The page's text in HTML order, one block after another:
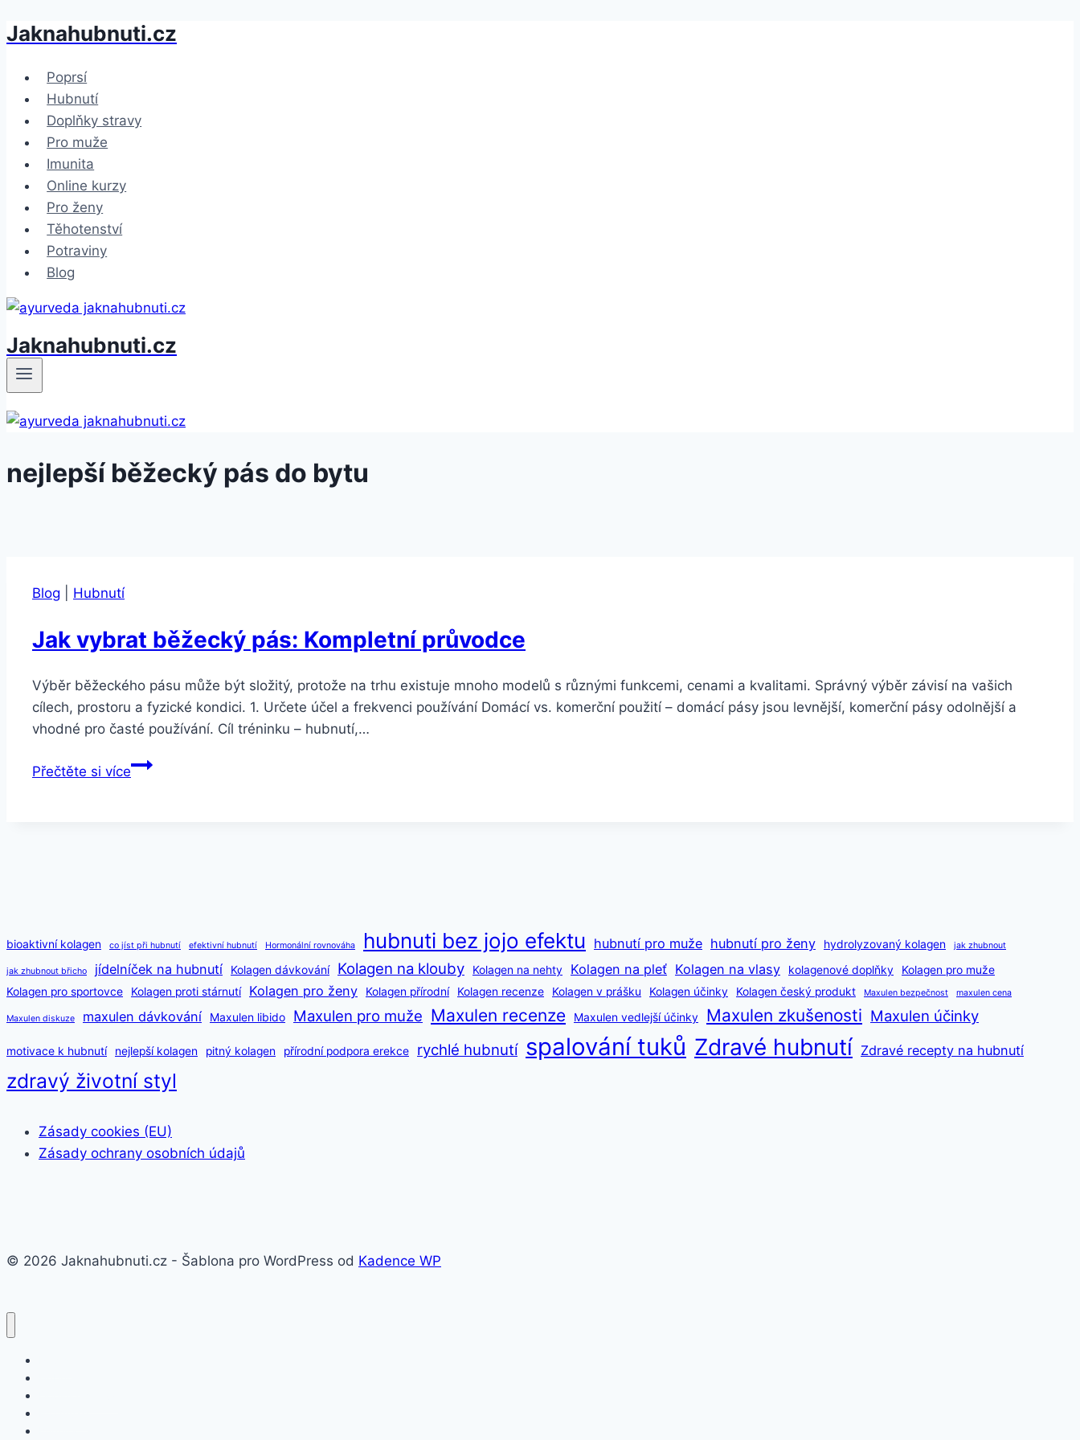
Přeskočit
obsah
Jaknahubnuti.cz
Poprsí
Hubnutí
Doplňky stravy
Pro muže
Imunita
Online kurzy
Pro ženy
Těhotenství
Potraviny
Blog
Jaknahubnuti.cz
nejlepší běžecký pás do bytu
Blog Hubnutí
Jak vybrat běžecký pás: Kompletní průvodce
Výběr běžeckého pásu může být složitý, protože na trhu existuje mnoho modelů s různými funkcemi, cenami a kvalitami. Správný výběr závisí na vašich
cílech, prostoru a fyzické kondici. 1. Určete účel a frekvenci používání Domácí vs. komerční použití – domácí pásy jsou levnější, komerční pásy odolnější a
vhodné pro časté používání. Cíl tréninku – hubnutí,…
Přečtěte si víceJak
bioaktivní kolagen co jíst při hubnutí efektivní hubnutí Hormonální rovnováha hubnuti bez jojo efektu hubnutí pro muže hubnutí pro ženy hydrolyzovaný kolagen jak zhubnout
jak zhubnout břicho jídelníček na hubnutí Kolagen dávkování Kolagen na klouby Kolagen na nehty Kolagen na pleť Kolagen na vlasy kolagenové doplňky
Kolagen pro muže
Kolagen pro sportovce
Kolagen proti stárnutí Kolagen pro ženy Kolagen přírodní Kolagen recenze Kolagen v prášku Kolagen účinky Kolagen český produkt Maxulen bezpečnost maxulen cena
Maxulen diskuze maxulen dávkování Maxulen libido Maxulen pro muže Maxulen recenze Maxulen vedlejší účinky Maxulen zkušenosti Maxulen účinky
motivace k hubnutí nejlepší kolagen pitný kolagen přírodní podpora erekce rychlé hubnutí spalování tuků Zdravé hubnutí Zdravé recepty na hubnutí
zdravý životní styl
Zásady cookies (EU)
Zásady ochrany osobních údajů
© 2026 Jaknahubnuti.cz - Šablona pro WordPress od Kadence WP